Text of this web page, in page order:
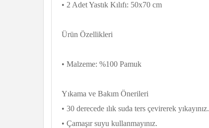
• 2 Adet Yastık Kılıfı: 50x70 cm
Ürün Özellikleri
• Malzeme: %100 Pamuk
Yıkama ve Bakım Önerileri
• 30 derecede ılık suda ters çevirerek yıkayınız.
• Çamaşır suyu kullanmayınız.